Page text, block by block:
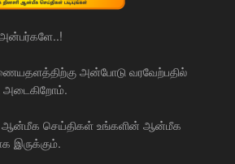
அன்போடு வரவேற்பதில்
அடைகிறோம்.
ஆன்மீக செய்திகள் உங்களின் ஆன்மீக
இருக்கும்.